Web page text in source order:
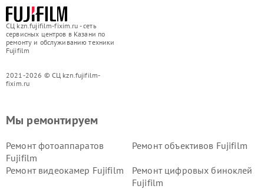
СЦ kzn.fujifilm-fixim.ru - сеть
сервисных центров в Казани по
ремонту и обслуживанию техники
Fujifilm
2021-2026 © СЦ kzn.fujifilm-
fixim.ru
Мы ремонтируем
Ремонт фотоаппаратов
Fujifilm
Ремонт объективов Fujifilm
Ремонт видеокамер Fujifilm
Ремонт цифровых биноклей
Fujifilm